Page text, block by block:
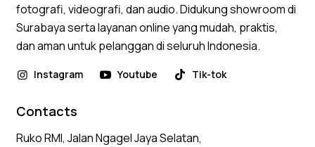
fotografi, videografi, dan audio. Didukung showroom di
Surabaya serta layanan online yang mudah, praktis,
dan aman untuk pelanggan di seluruh Indonesia.
Instagram Youtube Tik-tok
Contacts
Ruko RMI, Jalan Ngagel Jaya Selatan,